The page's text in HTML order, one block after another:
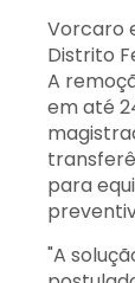
Vorcaro
Distrito
A
em até
para
"A